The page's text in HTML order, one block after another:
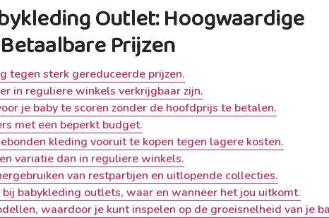
Outlet: Hoogwaardige
Prijzen
tegen sterk gereduceerde prijzen.
in reguliere winkels verkrijgbaar zijn.
je baby te scoren zonder de hoofdprijs te betalen.
met een beperkt budget.
kleding vooruit te kopen tegen lagere kosten.
variatie dan in reguliere winkels.
van restpartijen en uitlopende collecties.
bij babykleding outlets, waar en wanneer het jou uitkomt.
waardoor je kunt inspelen op de groeisnelheid van je